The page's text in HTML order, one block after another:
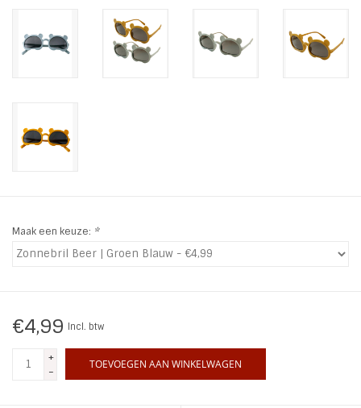
INSPIRATIE
Maak een keuze: *
€4,99 Incl. btw
+
-
TOEVOEGEN AAN WINKELWAGEN